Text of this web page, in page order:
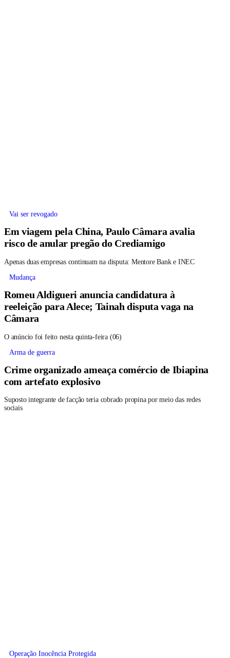
Vai ser revogado
Em viagem pela China, Paulo Câmara avalia
risco de anular pregão do Crediamigo
Apenas duas empresas continuam na disputa: Mentore Bank e INEC
Mudança
Romeu Aldigueri anuncia candidatura à
reeleição para Alece; Tainah disputa vaga na
Câmara
O anúncio foi feito nesta quinta-feira (06)
Arma de guerra
Crime organizado ameaça comércio de Ibiapina
com artefato explosivo
Suposto integrante de facção teria cobrado propina por meio das redes
sociais
Operação Inocência Protegida